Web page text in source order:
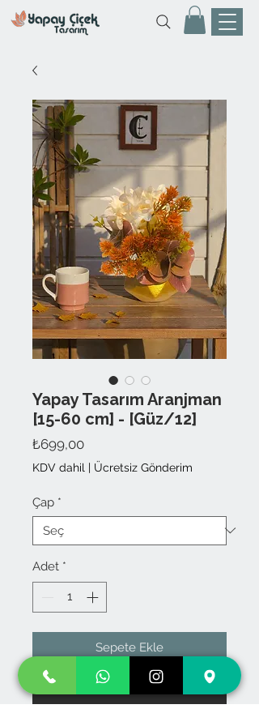
Yapay Tasarım Aranjman
[15-60 cm] - [Güz/12]
₺699,00Fiyat
KDV dahil | Ücretsiz Gönderim
Çap *
Adet *
Sepete Ekle
Hemen Satın Al